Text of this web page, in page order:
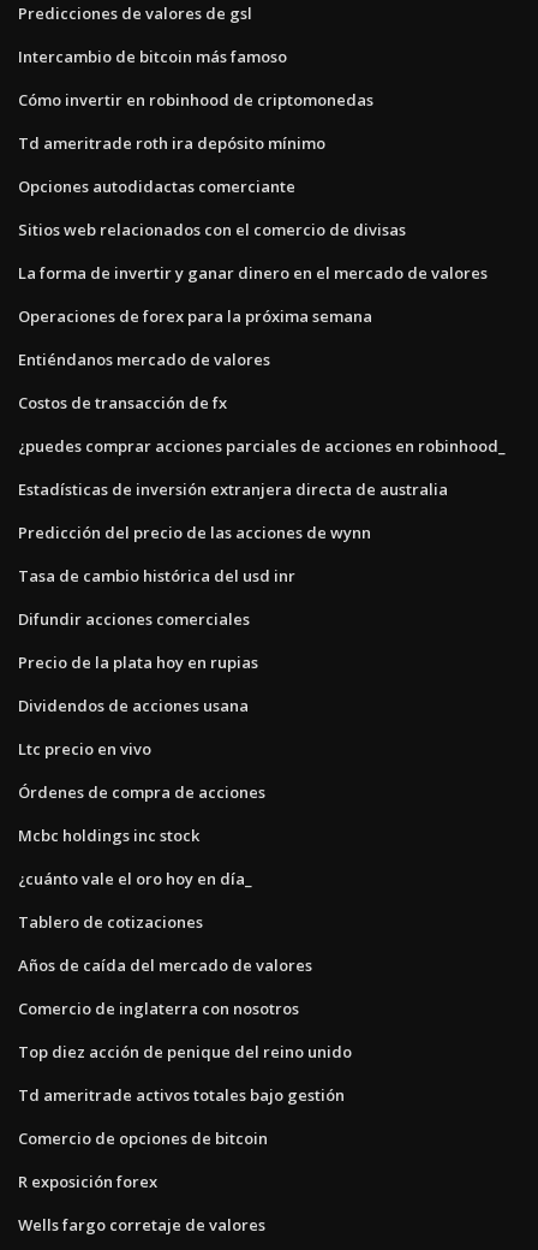
Predicciones de valores de gsl
Intercambio de bitcoin más famoso
Cómo invertir en robinhood de criptomonedas
Td ameritrade roth ira depósito mínimo
Opciones autodidactas comerciante
Sitios web relacionados con el comercio de divisas
La forma de invertir y ganar dinero en el mercado de valores
Operaciones de forex para la próxima semana
Entiéndanos mercado de valores
Costos de transacción de fx
¿puedes comprar acciones parciales de acciones en robinhood_
Estadísticas de inversión extranjera directa de australia
Predicción del precio de las acciones de wynn
Tasa de cambio histórica del usd inr
Difundir acciones comerciales
Precio de la plata hoy en rupias
Dividendos de acciones usana
Ltc precio en vivo
Órdenes de compra de acciones
Mcbc holdings inc stock
¿cuánto vale el oro hoy en día_
Tablero de cotizaciones
Años de caída del mercado de valores
Comercio de inglaterra con nosotros
Top diez acción de penique del reino unido
Td ameritrade activos totales bajo gestión
Comercio de opciones de bitcoin
R exposición forex
Wells fargo corretaje de valores